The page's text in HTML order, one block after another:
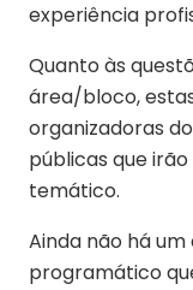
experiência
Quanto às
área/bloco,
organizadoras
públicas que
temático.
Ainda não há
programático